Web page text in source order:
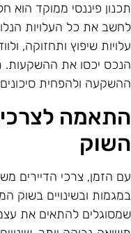
פיננסי ממוקד הוא
את כל העלויות
שיפוץ ותחזוקה,
יכסו את ההשקעות.
ולהפחית סיכונים.
הזמן, צרכי הדיירים
ובשינויים בשוק
להתאים את